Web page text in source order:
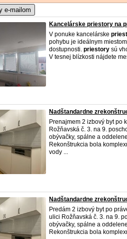
e-mailom
Kancelárske priestory na
V ponuke kancelárske
pohybu je ideálnym
dostupnosti. priestory sú
V tesnej blízkosti nájdete
Nadštandardne
Prenajmem 2 izbový byt po
Rožňavská č. 3. na 9.
obývačky, spálne a
Rekonštrukcia bola
vody ...
Nadštandardne
Predám 2 izbový byt po
ulici Rožňavská č. 3. na 9.
obývačky, spálne a
Rekonštrukcia bola